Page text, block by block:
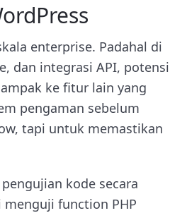
enterprise. Padahal di
dan integrasi API, potensi
ke fitur lain yang
pengaman sebelum
tapi untuk memastikan
kode secara
function PHP